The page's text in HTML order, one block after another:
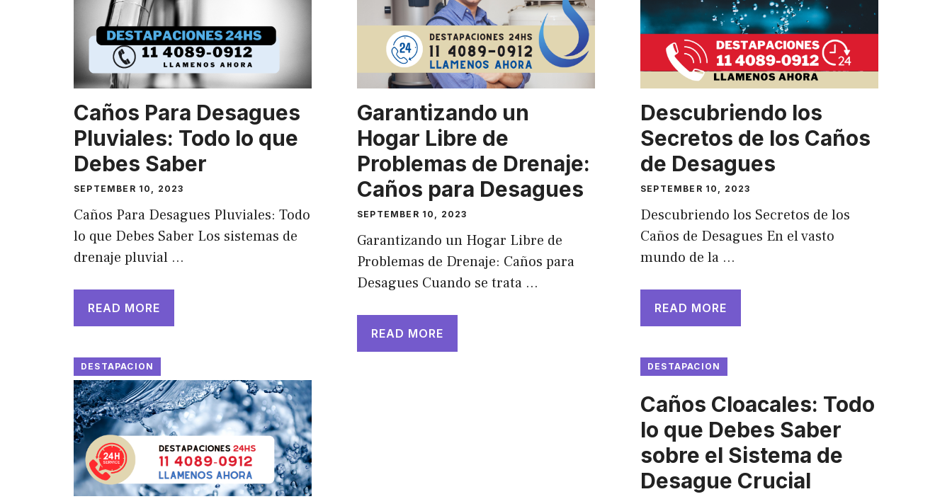
Caños Para Desagues
Pluviales: Todo lo que
Debes Saber
SEPTEMBER 10, 2023
Caños Para Desagues Pluviales: Todo
lo que Debes Saber Los sistemas de
drenaje pluvial …
READ MORE
Garantizando un
Hogar Libre de
Problemas de Drenaje:
Caños para Desagues
SEPTEMBER 10, 2023
Garantizando un Hogar Libre de
Problemas de Drenaje: Caños para
Desagues Cuando se trata …
READ MORE
Descubriendo los
Secretos de los Caños
de Desagues
SEPTEMBER 10, 2023
Descubriendo los Secretos de los
Caños de Desagues En el vasto
mundo de la …
READ MORE
DESTAPACION DESTAPACION
Caños Cloacales: Todo
lo que Debes Saber
sobre el Sistema de
Desague Crucial